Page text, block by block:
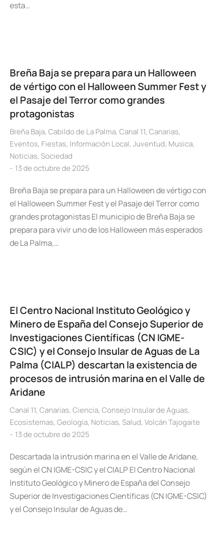
esta…
Breña Baja se prepara para un Halloween
de vértigo con el Halloween Summer Fest y
el Pasaje del Terror como grandes
protagonistas
Breña Baja, Cabildo de La Palma, Canal 11, Canarias,
Eventos, Fiestas, Información Local, Juventud, Musica,
Noticias, Sociedad
13 de octubre de 2025
Breña Baja se prepara para un Halloween de vértigo con
el Halloween Summer Fest y el Pasaje del Terror como
grandes protagonistas El municipio de Breña Baja se
prepara para vivir uno de los Halloween más esperados
de La Palma,…
El Centro Nacional Instituto Geológico y
Minero de España del Consejo Superior de
Investigaciones Científicas (CN IGME-
CSIC) y el Consejo Insular de Aguas de La
Palma (CIALP) descartan la existencia de
procesos de intrusión marina en el Valle de
Aridane
Canal 11, Canarias, Ciencia, Consejo Insular de Aguas,
Ecosistemas, Geología, Noticias, Salud, Volcán Tajogaite
13 de octubre de 2025
Descartada la intrusión marina en el Valle de Aridane,
según el CN IGME-CSIC y el CIALP El Centro Nacional
Instituto Geológico y Minero de España del Consejo
Superior de Investigaciones Científicas (CN IGME-CSIC)
y el Consejo Insular de Aguas de…